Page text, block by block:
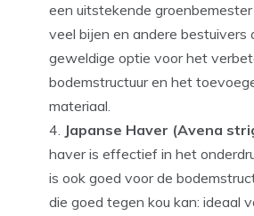
een uitstekende
veel bijen en andere bestuivers
geweldige optie voor het
bodemstructuur en het
materiaal.
Japanse Haver (Avena
haver is effectief in het
is ook goed voor de
die goed tegen kou kan: ideaal